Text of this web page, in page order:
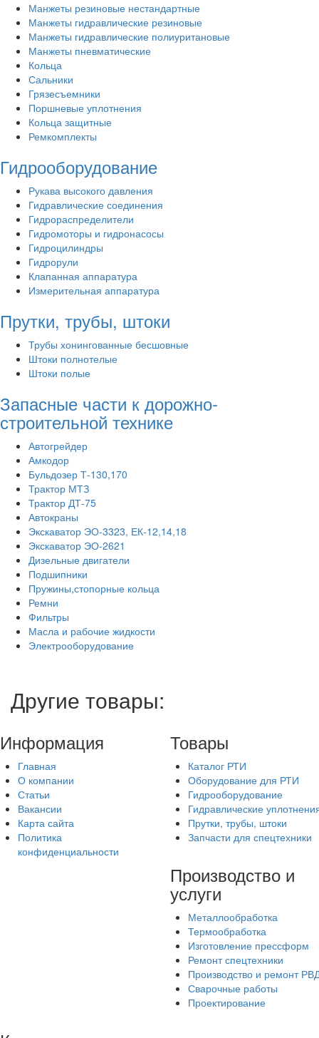
Манжеты резиновые нестандартные
Манжеты гидравлические резиновые
Манжеты гидравлические полиуритановые
Манжеты пневматические
Кольца
Сальники
Грязесъемники
Поршневые уплотнения
Кольца защитные
Ремкомплекты
Гидрооборудование
Рукава высокого давления
Гидравлические соединения
Гидрораспределители
Гидромоторы и гидронасосы
Гидроцилиндры
Гидрорули
Клапанная аппаратура
Измерительная аппаратура
Прутки, трубы, штоки
Трубы хонингованные бесшовные
Штоки полнотелые
Штоки полые
Запасные части к дорожно-
строительной технике
Автогрейдер
Амкодор
Бульдозер Т-130,170
Трактор МТЗ
Трактор ДТ-75
Автокраны
Экскаватор ЭО-3323, ЕК-12,14,18
Экскаватор ЭО-2621
Дизельные двигатели
Подшипники
Пружины,стопорные кольца
Ремни
Фильтры
Масла и рабочие жидкости
Электрооборудование
Другие товары:
Информация
Главная
О компании
Статьи
Вакансии
Карта сайта
Политика
конфиденциальности
Товары
Каталог РТИ
Оборудование для РТИ
Гидрооборудование
Гидравлические
Прутки, трубы, штоки
Запчасти для спецтехники
Производство и
услуги
Металлообработка
Термообработка
Изготовление прессформ
Ремонт спецтехники
Производство и ремонт
Сварочные работы
Проектирование